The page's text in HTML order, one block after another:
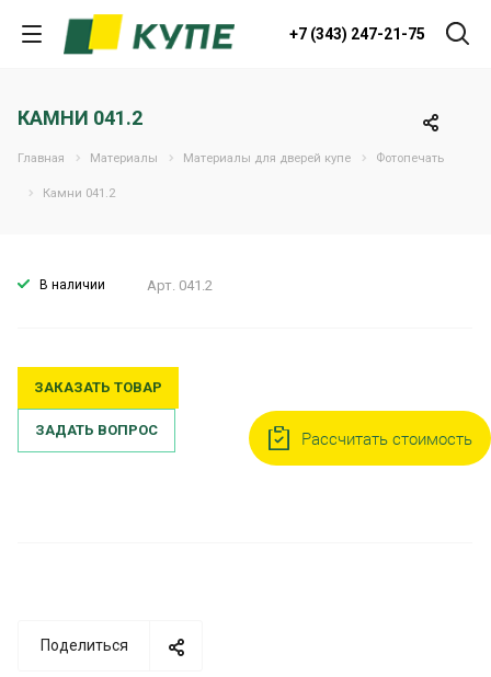
+7 (343) 247-21-75
КАМНИ 041.2
Главная Материалы Материалы для дверей купе Фотопечать
Камни 041.2
В наличии Арт. 041.2
ЗАКАЗАТЬ ТОВАР
ЗАДАТЬ ВОПРОС
Поделиться
Рассчитать стоимость